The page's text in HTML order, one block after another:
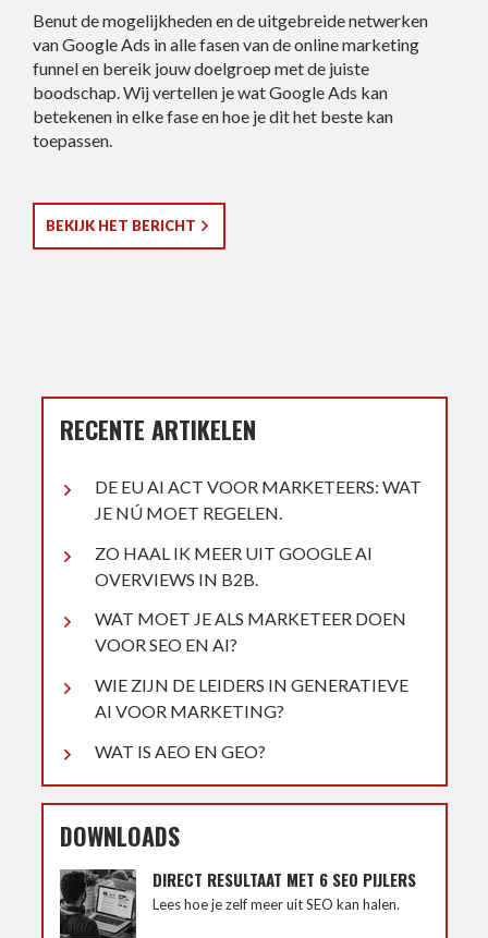
RECENTE ARTIKELEN
DE EU AI ACT VOOR MARKETEERS: WAT
JE NÚ MOET REGELEN.
ZO HAAL IK MEER UIT GOOGLE AI
OVERVIEWS IN B2B.
WAT MOET JE ALS MARKETEER DOEN
VOOR SEO EN AI?
WIE ZIJN DE LEIDERS IN GENERATIEVE
AI VOOR MARKETING?
WAT IS AEO EN GEO?
DOWNLOADS
DIRECT RESULTAAT MET 6 SEO PIJLERS
Lees hoe je zelf meer uit SEO kan halen.
Benut de mogelijkheden en de uitgebreide netwerken
van Google Ads in alle fasen van de online marketing
funnel en bereik jouw doelgroep met de juiste
boodschap. Wij vertellen je wat Google Ads kan
betekenen in elke fase en hoe je dit het beste kan
toepassen.
BEKIJK HET BERICHT